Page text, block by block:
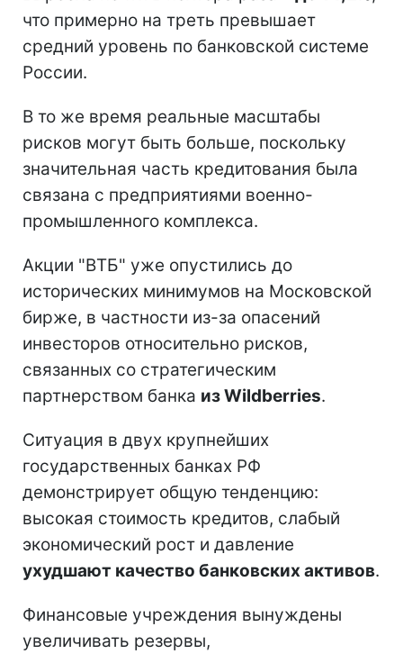
что примерно на треть превышает
средний уровень по банковской системе
России.
В то же время реальные масштабы
рисков могут быть больше, поскольку
значительная часть кредитования была
связана с предприятиями военно-
промышленного комплекса.
Акции "ВТБ" уже опустились до
исторических минимумов на Московской
бирже, в частности из-за опасений
инвесторов относительно рисков,
связанных со стратегическим
партнерством банка из Wildberries.
Ситуация в двух крупнейших
государственных банках РФ
демонстрирует общую тенденцию:
высокая стоимость кредитов, слабый
экономический рост и давление
ухудшают качество банковских активов.
Финансовые учреждения вынуждены
увеличивать резервы,